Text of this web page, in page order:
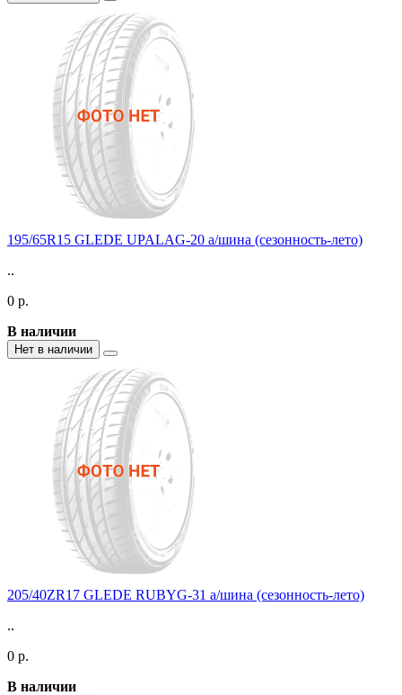
195/65R15 GLEDE UPALAG-20 а/шина (сезонность-лето)
..
0 р.
В наличии
Нет в наличии
205/40ZR17 GLEDE RUBYG-31 а/шина (сезонность-лето)
..
0 р.
В наличии